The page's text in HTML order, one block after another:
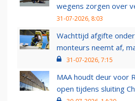
wegens zorgen over
31-07-2026, 8:03
Wachttijd afgifte
monteurs neemt af,
31-07-2026, 7:15
MAA houdt deur voor
open tijdens sluiting